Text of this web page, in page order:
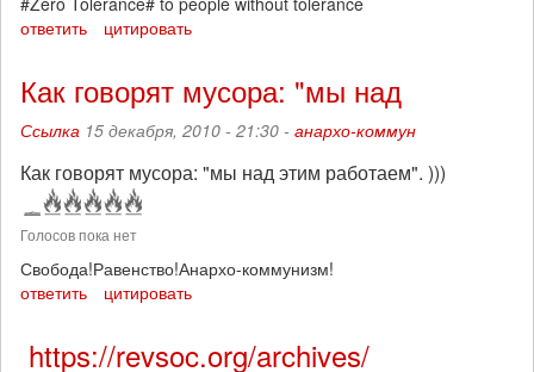
ответить
цитировать
Как говорят мусора: "мы над
Ссылка 15 декабря, 2010 - 21:30 - анархо-коммун
Как говорят мусора: "мы над этим работаем". )))
Голосов пока нет
Свобода!Равенство!Анархо-коммунизм!
ответить
цитировать
https://revsoc.org/archives/